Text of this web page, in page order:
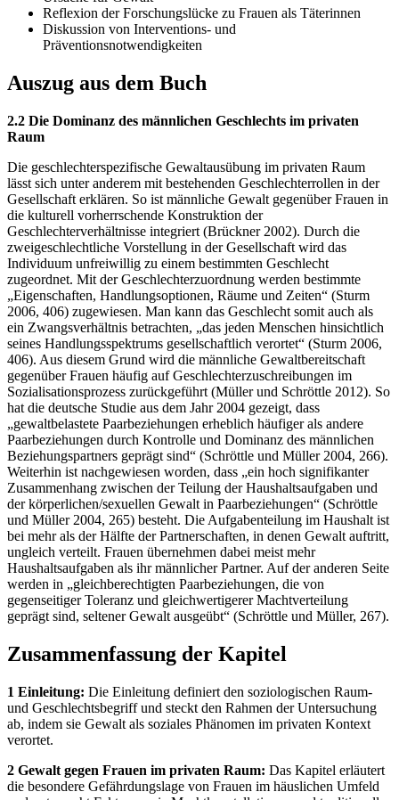
Reflexion der Forschungslücke zu Frauen als Täterinnen
Diskussion von Interventions- und
Präventionsnotwendigkeiten
Auszug aus dem Buch
2.2 Die Dominanz des männlichen Geschlechts im privaten
Raum
Die geschlechterspezifische Gewaltausübung im privaten Raum
lässt sich unter anderem mit bestehenden Geschlechterrollen in der
Gesellschaft erklären. So ist männliche Gewalt gegenüber Frauen in
die kulturell vorherrschende Konstruktion der
Geschlechterverhältnisse integriert (Brückner 2002). Durch die
zweigeschlechtliche Vorstellung in der Gesellschaft wird das
Individuum unfreiwillig zu einem bestimmten Geschlecht
zugeordnet. Mit der Geschlechterzuordnung werden bestimmte
„Eigenschaften, Handlungsoptionen, Räume und Zeiten“ (Sturm
2006, 406) zugewiesen. Man kann das Geschlecht somit auch als
ein Zwangsverhältnis betrachten, „das jeden Menschen hinsichtlich
seines Handlungsspektrums gesellschaftlich verortet“ (Sturm 2006,
406). Aus diesem Grund wird die männliche Gewaltbereitschaft
gegenüber Frauen häufig auf Geschlechterzuschreibungen im
Sozialisationsprozess zurückgeführt (Müller und Schröttle 2012). So
hat die deutsche Studie aus dem Jahr 2004 gezeigt, dass
„gewaltbelastete Paarbeziehungen erheblich häufiger als andere
Paarbeziehungen durch Kontrolle und Dominanz des männlichen
Beziehungspartners geprägt sind“ (Schröttle und Müller 2004, 266).
Weiterhin ist nachgewiesen worden, dass „ein hoch signifikanter
Zusammenhang zwischen der Teilung der Haushaltsaufgaben und
der körperlichen/sexuellen Gewalt in Paarbeziehungen“ (Schröttle
und Müller 2004, 265) besteht. Die Aufgabenteilung im Haushalt ist
bei mehr als der Hälfte der Partnerschaften, in denen Gewalt auftritt,
ungleich verteilt. Frauen übernehmen dabei meist mehr
Haushaltsaufgaben als ihr männlicher Partner. Auf der anderen Seite
werden in „gleichberechtigten Paarbeziehungen, die von
gegenseitiger Toleranz und gleichwertigerer Machtverteilung
geprägt sind, seltener Gewalt ausgeübt“ (Schröttle und Müller, 267).
Zusammenfassung der Kapitel
1 Einleitung: Die Einleitung definiert den soziologischen Raum-
und Geschlechtsbegriff und steckt den Rahmen der Untersuchung
ab, indem sie Gewalt als soziales Phänomen im privaten Kontext
verortet.
2 Gewalt gegen Frauen im privaten Raum: Das Kapitel erläutert
die besondere Gefährdungslage von Frauen im häuslichen Umfeld